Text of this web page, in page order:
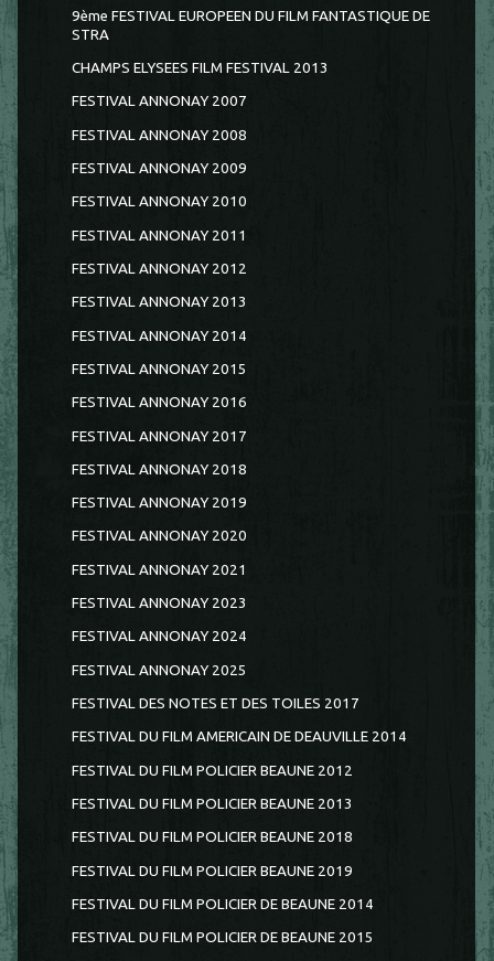
9ème FESTIVAL EUROPEEN DU FILM FANTASTIQUE DE
STRA
CHAMPS ELYSEES FILM FESTIVAL 2013
FESTIVAL ANNONAY 2007
FESTIVAL ANNONAY 2008
FESTIVAL ANNONAY 2009
FESTIVAL ANNONAY 2010
FESTIVAL ANNONAY 2011
FESTIVAL ANNONAY 2012
FESTIVAL ANNONAY 2013
FESTIVAL ANNONAY 2014
FESTIVAL ANNONAY 2015
FESTIVAL ANNONAY 2016
FESTIVAL ANNONAY 2017
FESTIVAL ANNONAY 2018
FESTIVAL ANNONAY 2019
FESTIVAL ANNONAY 2020
FESTIVAL ANNONAY 2021
FESTIVAL ANNONAY 2023
FESTIVAL ANNONAY 2024
FESTIVAL ANNONAY 2025
FESTIVAL DES NOTES ET DES TOILES 2017
FESTIVAL DU FILM AMERICAIN DE DEAUVILLE 2014
FESTIVAL DU FILM POLICIER BEAUNE 2012
FESTIVAL DU FILM POLICIER BEAUNE 2013
FESTIVAL DU FILM POLICIER BEAUNE 2018
FESTIVAL DU FILM POLICIER BEAUNE 2019
FESTIVAL DU FILM POLICIER DE BEAUNE 2014
FESTIVAL DU FILM POLICIER DE BEAUNE 2015